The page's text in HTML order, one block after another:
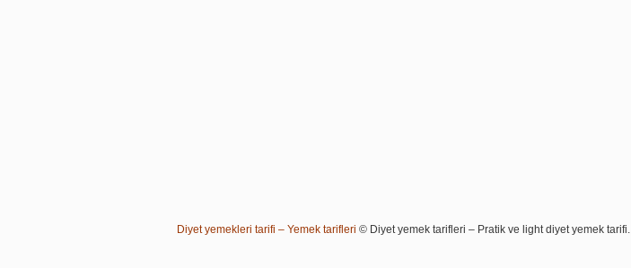
Diyet yemekleri tarifi – Yemek tarifleri © Diyet yemek tarifleri – Pratik ve light diyet yemek tarifi.